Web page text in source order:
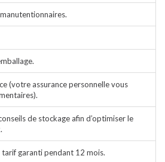
(votre assurance personnelle vous
de stockage afin d’optimiser le
tarif garanti pendant 12 mois.